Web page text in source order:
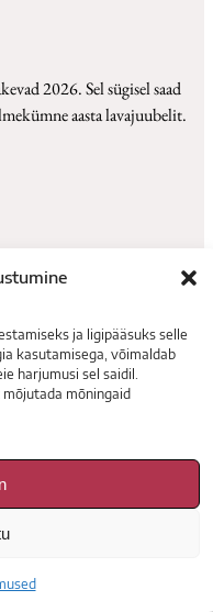
ja ligipääsuks selle
kasutamisega, võimaldab
harjumusi sel saidil.
mõningaid
2026. Sel sügisel saad
aasta lavajuubelit.